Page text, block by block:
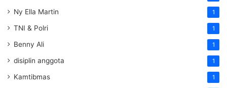
Ny Ella Martin 1
TNI & Polri 1
Benny Ali 1
disiplin anggota 1
Kamtibmas 1